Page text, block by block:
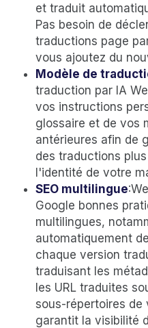
et traduit
Pas besoin de
traductions page
vous ajoutez du
Modèle de
traduction par IA
vos instructions
glossaire et de vos
antérieures afin de
des traductions
l'identité de votre
SEO multilingue
Google bonnes
multilingues,
automatiquement
chaque version
traduisant les
les URL traduites
sous-répertoires de
garantit la visibilité